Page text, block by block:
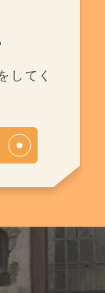
してく